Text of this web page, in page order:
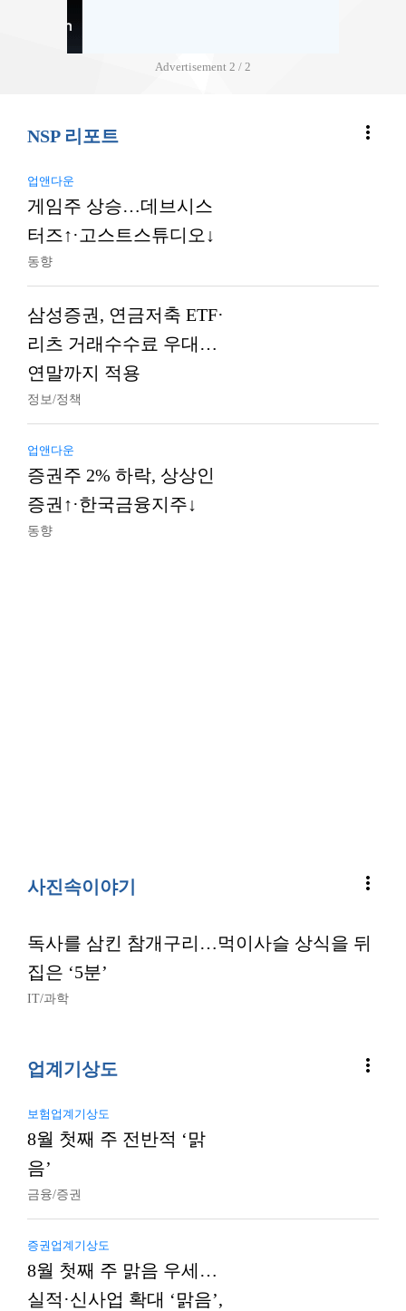
Advertisement 2 / 2
NSP 리포트 more_vert
업앤다운
게임주 상승…데브시스
터즈↑·고스트스튜디오↓
동향
삼성증권, 연금저축 ETF·
리츠 거래수수료 우대…
연말까지 적용
정보/정책
업앤다운
증권주 2% 하락, 상상인
증권↑·한국금융지주↓
동향
사진속이야기 more_vert
독사를 삼킨 참개구리…먹이사슬 상식을 뒤
집은 ‘5분’
IT/과학
업계기상도 more_vert
보험업계기상도
8월 첫째 주 전반적 ‘맑
음’
금융/증권
증권업계기상도
8월 첫째 주 맑음 우세…
실적·신사업 확대 ‘맑음’,